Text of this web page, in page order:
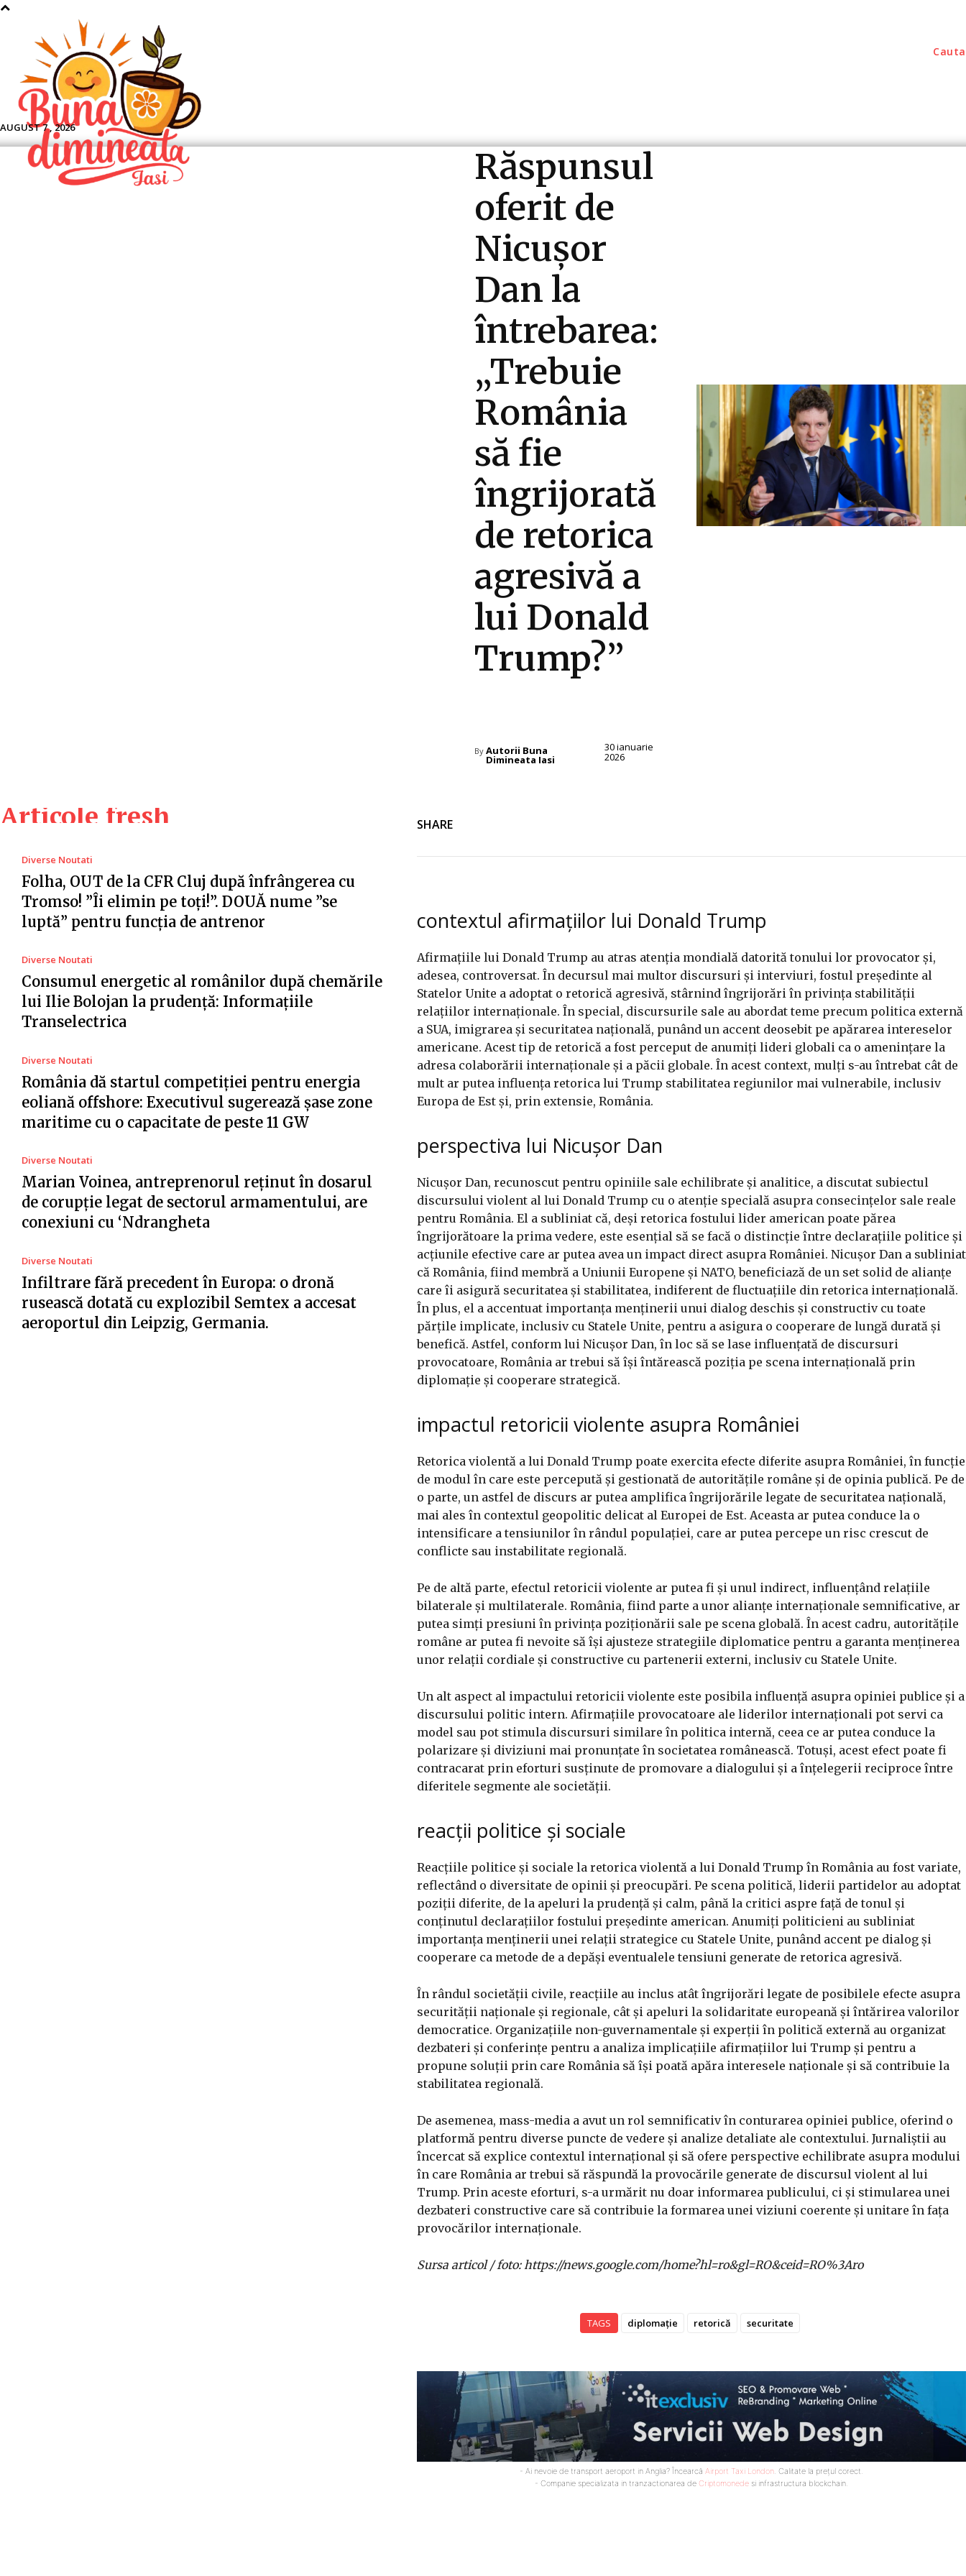
AUGUST 7 , 2026
Cauta
Răspunsul
oferit de
Nicușor
Dan la
întrebarea:
„Trebuie
România
să fie
îngrijorată
de retorica
agresivă a
lui Donald
Trump?”
By Autorii Buna
Dimineata Iasi
30 ianuarie
2026
Articole fresh
Diverse Noutati
Folha, OUT de la CFR Cluj după înfrângerea cu
Tromso! ”Îi elimin pe toți!”. DOUĂ nume ”se
luptă” pentru funcția de antrenor
Diverse Noutati
Consumul energetic al românilor după chemările
lui Ilie Bolojan la prudență: Informațiile
Transelectrica
Diverse Noutati
România dă startul competiției pentru energia
eoliană offshore: Executivul sugerează șase zone
maritime cu o capacitate de peste 11 GW
Diverse Noutati
Marian Voinea, antreprenorul reținut în dosarul
de corupție legat de sectorul armamentului, are
conexiuni cu ‘Ndrangheta
Diverse Noutati
Infiltrare fără precedent în Europa: o dronă
rusească dotată cu explozibil Semtex a accesat
aeroportul din Leipzig, Germania.
SHARE
contextul afirmațiilor lui Donald Trump
Afirmațiile lui Donald Trump au atras atenția mondială datorită tonului lor provocator și,
adesea, controversat. În decursul mai multor discursuri și interviuri, fostul președinte al
Statelor Unite a adoptat o retorică agresivă, stârnind îngrijorări în privința stabilității
relațiilor internaționale. În special, discursurile sale au abordat teme precum politica externă
a SUA, imigrarea și securitatea națională, punând un accent deosebit pe apărarea intereselor
americane. Acest tip de retorică a fost perceput de anumiți lideri globali ca o amenințare la
adresa colaborării internaționale și a păcii globale. În acest context, mulți s-au întrebat cât de
mult ar putea influența retorica lui Trump stabilitatea regiunilor mai vulnerabile, inclusiv
Europa de Est și, prin extensie, România.
perspectiva lui Nicușor Dan
Nicușor Dan, recunoscut pentru opiniile sale echilibrate și analitice, a discutat subiectul
discursului violent al lui Donald Trump cu o atenție specială asupra consecințelor sale reale
pentru România. El a subliniat că, deși retorica fostului lider american poate părea
îngrijorătoare la prima vedere, este esențial să se facă o distincție între declarațiile politice și
acțiunile efective care ar putea avea un impact direct asupra României. Nicușor Dan a subliniat
că România, fiind membră a Uniunii Europene și NATO, beneficiază de un set solid de alianțe
care îi asigură securitatea și stabilitatea, indiferent de fluctuațiile din retorica internațională.
În plus, el a accentuat importanța menținerii unui dialog deschis și constructiv cu toate
părțile implicate, inclusiv cu Statele Unite, pentru a asigura o cooperare de lungă durată și
benefică. Astfel, conform lui Nicușor Dan, în loc să se lase influențată de discursuri
provocatoare, România ar trebui să își întărească poziția pe scena internațională prin
diplomație și cooperare strategică.
impactul retoricii violente asupra României
Retorica violentă a lui Donald Trump poate exercita efecte diferite asupra României, în funcție
de modul în care este percepută și gestionată de autoritățile române și de opinia publică. Pe de
o parte, un astfel de discurs ar putea amplifica îngrijorările legate de securitatea națională,
mai ales în contextul geopolitic delicat al Europei de Est. Aceasta ar putea conduce la o
intensificare a tensiunilor în rândul populației, care ar putea percepe un risc crescut de
conflicte sau instabilitate regională.
Pe de altă parte, efectul retoricii violente ar putea fi și unul indirect, influențând relațiile
bilaterale și multilaterale. România, fiind parte a unor alianțe internaționale semnificative, ar
putea simți presiuni în privința poziționării sale pe scena globală. În acest cadru, autoritățile
române ar putea fi nevoite să își ajusteze strategiile diplomatice pentru a garanta menținerea
unor relații cordiale și constructive cu partenerii externi, inclusiv cu Statele Unite.
Un alt aspect al impactului retoricii violente este posibila influență asupra opiniei publice și a
discursului politic intern. Afirmațiile provocatoare ale liderilor internaționali pot servi ca
model sau pot stimula discursuri similare în politica internă, ceea ce ar putea conduce la
polarizare și diviziuni mai pronunțate în societatea românească. Totuși, acest efect poate fi
contracarat prin eforturi susținute de promovare a dialogului și a înțelegerii reciproce între
diferitele segmente ale societății.
reacții politice și sociale
Reacțiile politice și sociale la retorica violentă a lui Donald Trump în România au fost variate,
reflectând o diversitate de opinii și preocupări. Pe scena politică, liderii partidelor au adoptat
poziții diferite, de la apeluri la prudență și calm, până la critici aspre față de tonul și
conținutul declarațiilor fostului președinte american. Anumiți politicieni au subliniat
importanța menținerii unei relații strategice cu Statele Unite, punând accent pe dialog și
cooperare ca metode de a depăși eventualele tensiuni generate de retorica agresivă.
În rândul societății civile, reacțiile au inclus atât îngrijorări legate de posibilele efecte asupra
securității naționale și regionale, cât și apeluri la solidaritate europeană și întărirea valorilor
democratice. Organizațiile non-guvernamentale și experții în politică externă au organizat
dezbateri și conferințe pentru a analiza implicațiile afirmațiilor lui Trump și pentru a
propune soluții prin care România să își poată apăra interesele naționale și să contribuie la
stabilitatea regională.
De asemenea, mass-media a avut un rol semnificativ în conturarea opiniei publice, oferind o
platformă pentru diverse puncte de vedere și analize detaliate ale contextului. Jurnaliștii au
încercat să explice contextul internațional și să ofere perspective echilibrate asupra modului
în care România ar trebui să răspundă la provocările generate de discursul violent al lui
Trump. Prin aceste eforturi, s-a urmărit nu doar informarea publicului, ci și stimularea unei
dezbateri constructive care să contribuie la formarea unei viziuni coerente și unitare în fața
provocărilor internaționale.
Sursa articol / foto: https://news.google.com/home?hl=ro&gl=RO&ceid=RO%3Aro
TAGS diplomație retorică securitate
- Ai nevoie de transport aeroport in Anglia? Încearcă Airport Taxi London. Calitate la prețul corect.
- Companie specializata in tranzactionarea de Criptomonede si infrastructura blockchain.